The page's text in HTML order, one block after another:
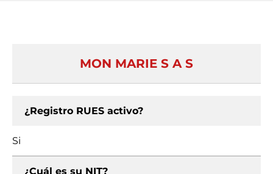
MON MARIE S A S
¿Registro RUES activo?
Si
¿Cuál es su NIT?